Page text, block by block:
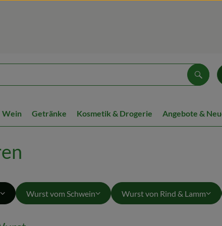
Suchen
Wein Getränke Kosmetik & Drogerie Angebote &
Wurst vom Schwein Wurst von Rind & Lamm